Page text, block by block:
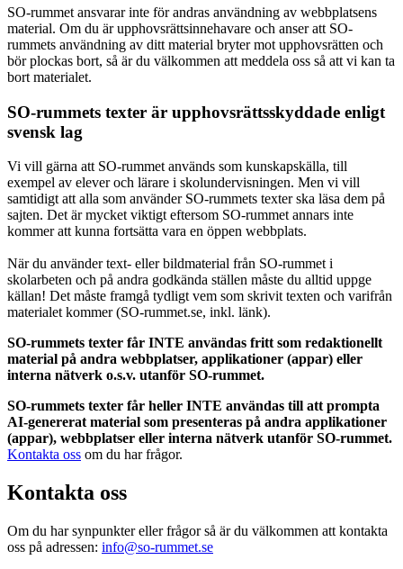
SO-rummet ansvarar inte för andras användning av webbplatsens
material. Om du är upphovsrättsinnehavare och anser att SO-
rummets användning av ditt material bryter mot upphovsrätten och
bör plockas bort, så är du välkommen att meddela oss så att vi kan ta
bort materialet.
SO-rummets texter är upphovsrättsskyddade enligt
svensk lag
Vi vill gärna att SO-rummet används som kunskapskälla, till
exempel av elever och lärare i skolundervisningen. Men vi vill
samtidigt att alla som använder SO-rummets texter ska läsa dem på
sajten. Det är mycket viktigt eftersom SO-rummet annars inte
kommer att kunna fortsätta vara en öppen webbplats.
När du använder text- eller bildmaterial från SO-rummet i
skolarbeten och på andra godkända ställen måste du alltid uppge
källan! Det måste framgå tydligt vem som skrivit texten och varifrån
materialet kommer (SO-rummet.se, inkl. länk).
SO-rummets texter får INTE användas fritt som redaktionellt
material på andra webbplatser, applikationer (appar) eller
interna nätverk o.s.v. utanför SO-rummet.
SO-rummets texter får heller INTE användas till att prompta
AI-genererat material som presenteras på andra applikationer
(appar), webbplatser eller interna nätverk utanför SO-rummet.
Kontakta oss om du har frågor.
Kontakta oss
Om du har synpunkter eller frågor så är du välkommen att kontakta
oss på adressen: info@so-rummet.se